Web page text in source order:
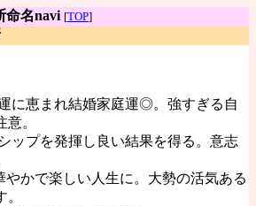
命名navi [TOP]
に恵まれ結婚家庭運◎。強すぎる自
。
ップを発揮し良い結果を得る。意志
やかで楽しい人生に。大勢の活気ある